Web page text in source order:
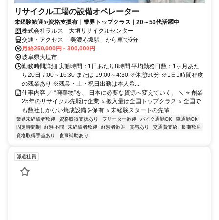
リサイクル工場の設備オペレーター
未経験歓迎✨資格支援有｜業界トップクラス｜20～50代活躍中
株式会社ラルス 大垣リサイクルセンター
交通・アクセス 「美濃赤坂駅」から車で6分
月給250,000円～300,000円
岐阜県大垣市
勤務時間詳細 実働時間：1日あたり8時間 平均勤務日数：1ヶ月あた
り20日 7:00～16:30 または 19:00～4:30 ※休憩90分 ※1日1時間程度
の残業あり ※残業・土・祝日出勤は本人希...
仕事内容 ／ “廃棄物”を、 日本に必要な資源へ変えていく。 ＼ ⭐ 創業
25年のリサイクル先駆け企業 ⭐ 搬入量は全国トップクラス ⭐ 全国で
も数社しかない焼成設備を保有 ⭐ 未経験スタートの先輩...
業界未経験者歓迎 資格取得支援あり フリーター歓迎 バイク通勤OK
車通勤OK
固定時間制
経験不問 未経験者歓迎 経験者歓迎 賞与あり 交通費支給
長期歓迎
資格取得手当あり
食事補助あり
派遣社員